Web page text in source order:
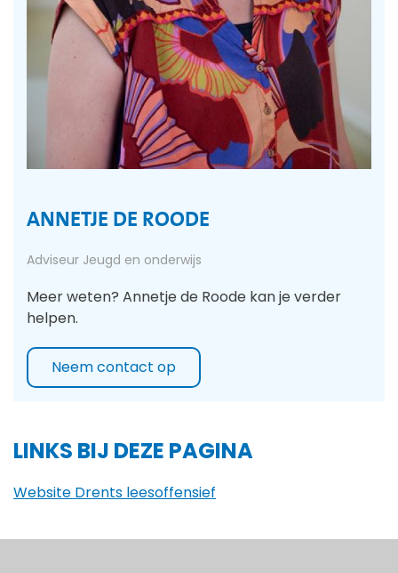
ANNETJE DE ROODE
Adviseur Jeugd en onderwijs
Meer weten? Annetje de Roode kan je verder
helpen.
Neem contact op
LINKS BIJ DEZE PAGINA
Website Drents leesoffensief